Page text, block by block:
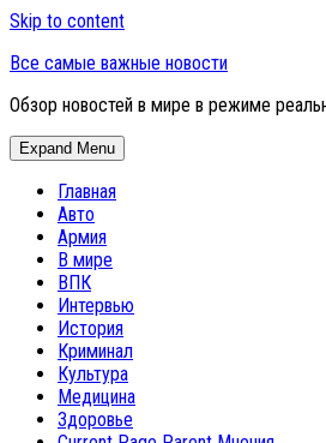
Skip to content
Все самые важные новости
Обзор новостей в мире в режиме
Expand Menu
Главная
Авто
Армия
В мире
ВПК
Интервью
История
Криминал
Культура
Медицина
Здоровье